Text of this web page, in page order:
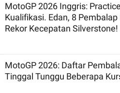
MotoGP 2026 Inggris:
Kualifikasi. Edan, 8 Pembalap
Rekor Kecepatan Silverstone!
MotoGP 2026: Daftar
Tinggal Tunggu Beberapa